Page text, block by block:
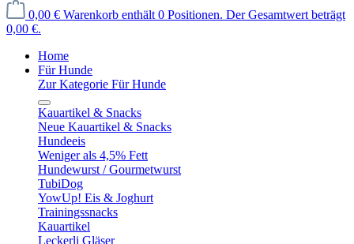
0,00 € Warenkorb enthält 0 Positionen. Der Gesamtwert beträgt
0,00 €.
Home
Für Hunde
Zur Kategorie Für Hunde
Kauartikel & Snacks
Neue Kauartikel & Snacks
Hundeeis
Weniger als 4,5% Fett
Hundewurst / Gourmetwurst
TubiDog
YowUp! Eis & Joghurt
Trainingssnacks
Kauartikel
Leckerli Gläser